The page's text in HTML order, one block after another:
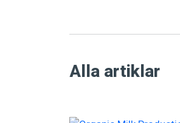
Alla artiklar